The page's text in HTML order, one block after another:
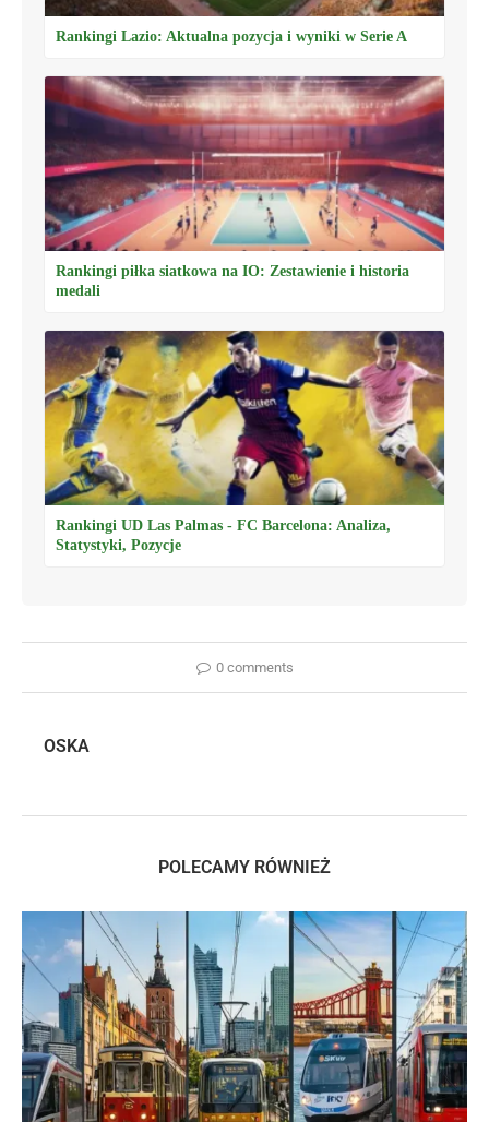
Rankingi Lazio: Aktualna pozycja i wyniki w Serie A
Rankingi piłka siatkowa na IO: Zestawienie i historia
medali
Rankingi UD Las Palmas - FC Barcelona: Analiza,
Statystyki, Pozycje
0 comments
OSKA
POLECAMY RÓWNIEŻ